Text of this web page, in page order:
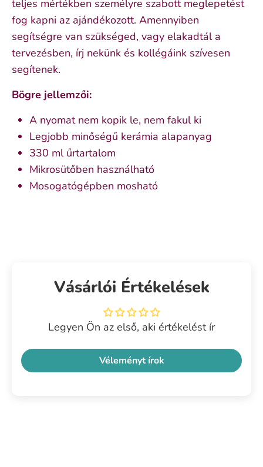
teljes mértékben személyre szabott meglepetést
fog kapni az ajándékozott. Amennyiben
segítségre van szükséged, vagy elakadtál a
tervezésben, írj nekünk és kollégáink szívesen
segítenek.
Bögre jellemzői:
A nyomat nem kopik le, nem fakul ki
Legjobb minőségű kerámia alapanyag
330 ml űrtartalom
Mikrosütőben használható
Mosogatógépben mosható
Vásárlói Értékelések
Legyen Ön az első, aki értékelést ír
Véleményt írok